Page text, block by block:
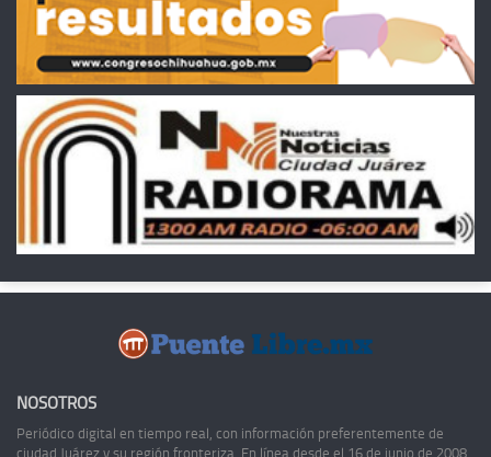
NOSOTROS
Periódico digital en tiempo real, con información preferentemente de
ciudad Juárez y su región fronteriza. En línea desde el 16 de junio de 2008,